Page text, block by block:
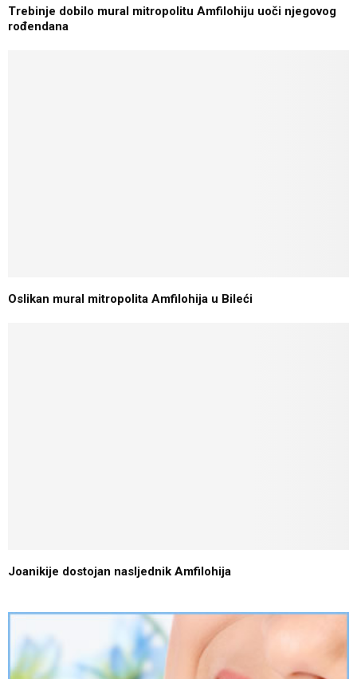
Trebinje dobilo mural mitropolitu Amfilohiju uoči njegovog
rođendana
Oslikan mural mitropolita Amfilohija u Bileći
Joanikije dostojan nasljednik Amfilohija